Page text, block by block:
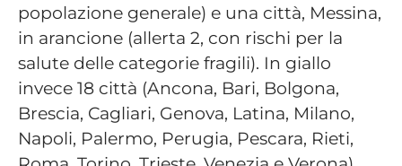
popolazione generale) e una città, Messina,
in arancione (allerta 2, con rischi per la
salute delle categorie fragili). In giallo
invece 18 città (Ancona, Bari, Bolgona,
Brescia, Cagliari, Genova, Latina, Milano,
Napoli, Palermo, Perugia, Pescara, Rieti,